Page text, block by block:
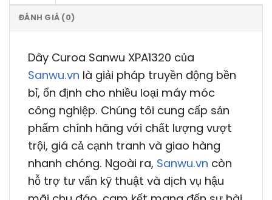
ĐÁNH GIÁ (0)
Dây Curoa Sanwu XPA1320 của
Sanwu.vn là giải pháp truyền động bền
bỉ, ổn định cho nhiều loại máy móc
công nghiệp. Chúng tôi cung cấp sản
phẩm chính hãng với chất lượng vượt
trội, giá cả cạnh tranh và giao hàng
nhanh chóng. Ngoài ra, Sanwu.vn còn
hỗ trợ tư vấn kỹ thuật và dịch vụ hậu